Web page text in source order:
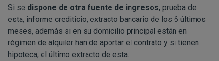
Si se dispone de otra fuente de ingresos, prueba de
esta, informe crediticio, extracto bancario de los 6 últimos
meses, además si en su domicilio principal están en
régimen de alquiler han de aportar el contrato y si tienen
hipoteca, el último extracto de esta.